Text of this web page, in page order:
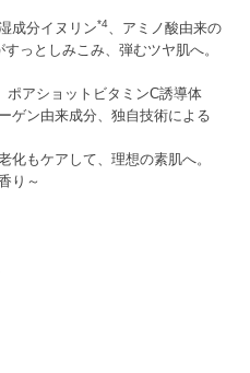
成分イヌリン*4
、アミノ酸由来の
すっとしみこみ、弾むツヤ肌へ。
アショットビタミンC誘導体
ゲン由来成分、独自技術による
もケアして、理想の素肌へ。
り～